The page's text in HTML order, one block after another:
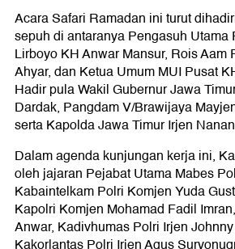
Acara Safari Ramadan ini turut
sepuh di antaranya Pengasuh Utama
Lirboyo KH Anwar Mansur, Rois Aam
Ahyar, dan Ketua Umum MUI Pusat
Hadir pula Wakil Gubernur Jawa
Dardak, Pangdam V/Brawijaya
serta Kapolda Jawa Timur Irjen
Dalam agenda kunjungan kerja ini,
oleh jajaran Pejabat Utama Mabes
Kabaintelkam Polri Komjen Yuda
Kapolri Komjen Mohamad Fadil
Anwar, Kadivhumas Polri Irjen